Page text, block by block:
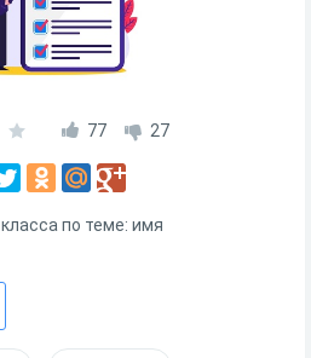
77 27
по теме: имя